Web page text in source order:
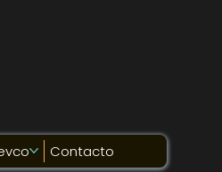
Contacto